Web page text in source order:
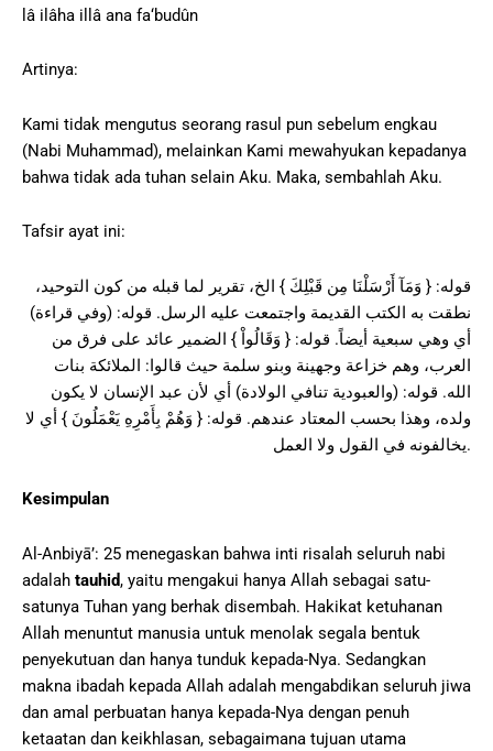
lâ ilâha illâ ana fa‘budûn
Artinya:
Kami tidak mengutus seorang rasul pun sebelum engkau
(Nabi Muhammad), melainkan Kami mewahyukan kepadanya
bahwa tidak ada tuhan selain Aku. Maka, sembahlah Aku.
Tafsir ayat ini:
قوله: { وَمَآ أَرْسَلْنَا مِن قَبْلِكَ } الخ، تقرير لما قبله من كون التوحيد،
نطقت به الكتب القديمة واجتمعت عليه الرسل. قوله: (وفي قراءة)
أي وهي سبعية أيضاً. قوله: { وَقَالُواْ } الضمير عائد على فرق من
العرب، وهم خزاعة وجهينة وبنو سلمة حيث قالوا: الملائكة بنات
الله. قوله: (والعبودية تنافي الولادة) أي لأن عبد الإنسان لا يكون
ولده، وهذا بحسب المعتاد عندهم. قوله: { وَهُمْ بِأَمْرِهِ يَعْمَلُونَ } أي لا
يخالفونه في القول ولا العمل.
Kesimpulan
Al-Anbiyā’: 25 menegaskan bahwa inti risalah seluruh nabi
adalah tauhid, yaitu mengakui hanya Allah sebagai satu-
satunya Tuhan yang berhak disembah. Hakikat ketuhanan
Allah menuntut manusia untuk menolak segala bentuk
penyekutuan dan hanya tunduk kepada-Nya. Sedangkan
makna ibadah kepada Allah adalah mengabdikan seluruh jiwa
dan amal perbuatan hanya kepada-Nya dengan penuh
ketaatan dan keikhlasan, sebagaimana tujuan utama